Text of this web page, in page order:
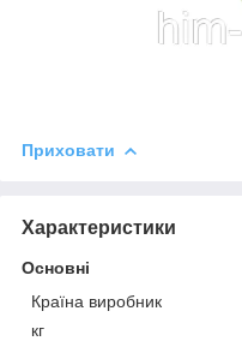
Приховати
Характеристики
Основні
Країна виробник
кг